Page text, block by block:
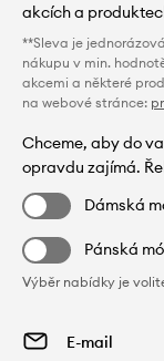
akcích a
**Sleva je
nákupu v min.
akcemi a některé
na webové stránce:
Chceme, aby do
opravdu zajímá.
Dámská
Pánská
Výběr nabídky je